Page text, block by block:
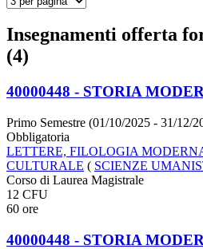
Insegnamenti offerta
(4)
40000448 - STORIA
Primo Semestre (01/10/2025 - 31/12/
Obbligatoria
LETTERE, FILOLOGIA
CULTURALE ( SCIENZE
Corso di Laurea Magistrale
12 CFU
60 ore
40000448 - STORIA